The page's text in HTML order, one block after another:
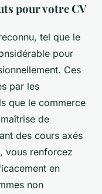
pour votre CV
tel que le
pour
Ces
par les
que le commerce
de
des cours axés
vous renforcez
en
non